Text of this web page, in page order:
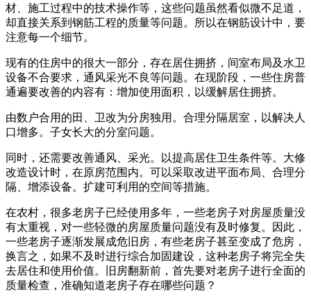
材、施工过程中的技术操作等，这些问题虽然看似微不足道，
却直接关系到钢筋工程的质量等问题。所以在钢筋设计中，要
注意每一个细节。
现有的住房中的很大一部分，存在居住拥挤，间室布局及水卫
设备不合要求，通风采光不良等问题。在现阶段，一些住房普
通遍要改善的内容有：增加使用面积，以缓解居住拥挤。
由数户合用的田、卫改为分房独用。合理分隔居室，以解决人
口增多。子女长大的分室问题。
同时，还需要改善通风、采光。以提高居住卫生条件等。大修
改造设计时，在原房范围内。可以采取改进平面布局、合理分
隔、增添设备。扩建可利用的空间等措施。
在农村，很多老房子已经使用多年，一些老房子对房屋质量没
有太重视，对一些轻微的房屋质量问题没有及时修复。因此，
一些老房子逐渐发展成危旧房，有些老房子甚至变成了危房，
换言之，如果不及时进行综合加固建设，这种老房子将完全失
去居住和使用价值。旧房翻新前，首先要对老房子进行全面的
质量检查，准确知道老房子存在哪些问题？